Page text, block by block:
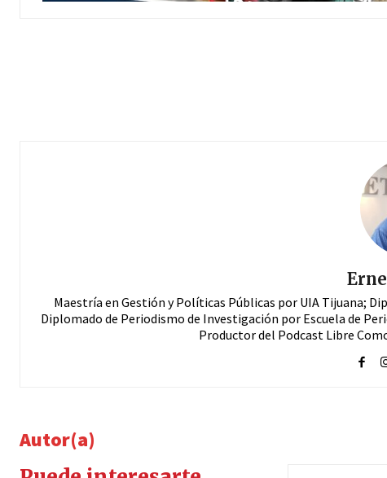
Maestría en Gestión y Políticas Públicas por UIA Tijuana;
Diplomado de Periodismo de Investigación por Escuela de
Productor del Podcast Libre
Autor(a)